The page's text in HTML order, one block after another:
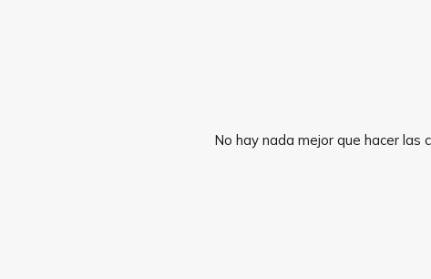
No hay nada mejor que hacer las